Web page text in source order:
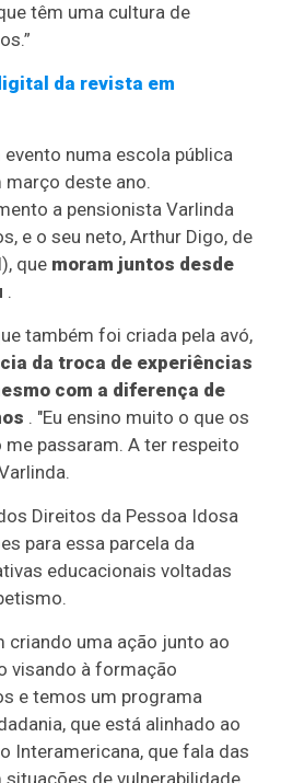
têm uma cultura de
da revista em
evento numa escola pública
março deste ano.
a pensionista Varlinda
e o seu neto, Arthur Digo, de
que moram juntos desde
.
também foi criada pela avó,
da troca de experiências
com a diferença de
. "Eu ensino muito o que os
me passaram. A ter respeito
Direitos da Pessoa Idosa
para essa parcela da
educacionais voltadas
criando uma ação junto ao
visando à formação
e temos um programa
que está alinhado ao
Interamericana, que fala das